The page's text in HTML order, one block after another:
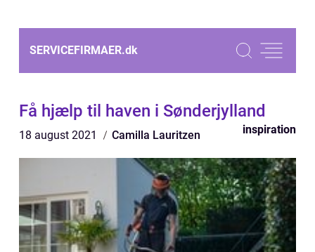
SERVICEFIRMAER.dk
Få hjælp til haven i Sønderjylland
18 august 2021 Camilla Lauritzen inspiration